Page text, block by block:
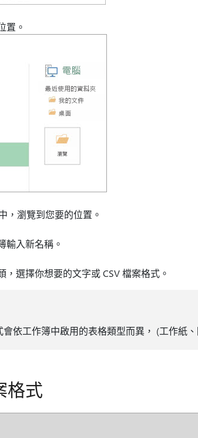
置。
，瀏覽到您要的位置。
輸入新名稱。
選擇你想要的文字或 CSV 檔案格式。
依工作簿中啟用的表格類型而異， (工作紙
格式